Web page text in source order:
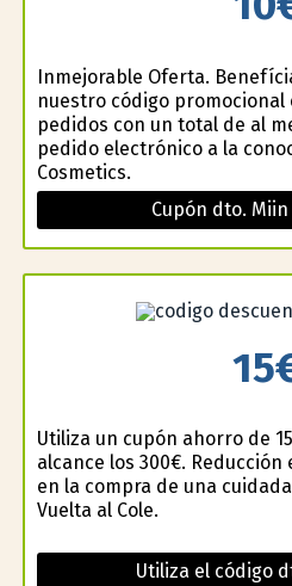
Inmejorable Oferta.
nuestro código promocional
pedidos con un total de al
pedido electrónico a la
Cosmetics.
Cupón dto.
Utiliza un cupón ahorro de
alcance los 300€.
en la compra de una
Vuelta al Cole.
Utiliza el código